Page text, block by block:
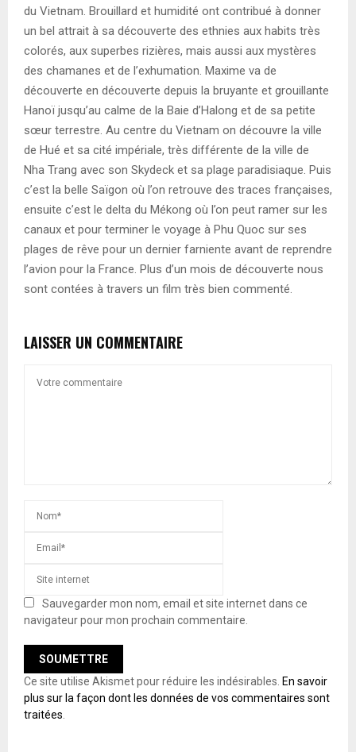
du Vietnam. Brouillard et humidité ont contribué à donner
un bel attrait à sa découverte des ethnies aux habits très
colorés, aux superbes rizières, mais aussi aux mystères
des chamanes et de l’exhumation. Maxime va de
découverte en découverte depuis la bruyante et grouillante
Hanoï jusqu’au calme de la Baie d’Halong et de sa petite
sœur terrestre. Au centre du Vietnam on découvre la ville
de Hué et sa cité impériale, très différente de la ville de
Nha Trang avec son Skydeck et sa plage paradisiaque. Puis
c’est la belle Saïgon où l’on retrouve des traces françaises,
ensuite c’est le delta du Mékong où l’on peut ramer sur les
canaux et pour terminer le voyage à Phu Quoc sur ses
plages de rêve pour un dernier farniente avant de reprendre
l’avion pour la France. Plus d’un mois de découverte nous
sont contées à travers un film très bien commenté.
LAISSER UN COMMENTAIRE
Sauvegarder mon nom, email et site internet dans ce
navigateur pour mon prochain commentaire.
Ce site utilise Akismet pour réduire les indésirables. En savoir
plus sur la façon dont les données de vos commentaires sont
traitées.